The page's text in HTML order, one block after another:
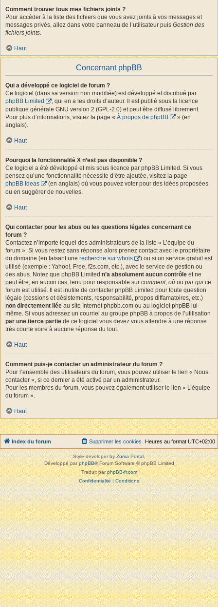
Comment trouver tous mes fichiers joints ?
Pour accéder à la liste des fichiers que vous avez joints à vos messages et
messages privés, allez dans votre panneau de l’utilisateur puis Gestion des
fichiers joints.
Haut
Concernant phpBB
Qui a développé ce logiciel de forum ?
Ce logiciel (dans sa version non modifiée) est développé et distribué par
phpBB Limited
, qui en a les droits d’auteur. Il est publié sous la licence
publique générale GNU version 2 (GPL-2.0) et peut être diffusé librement.
Pour plus d’informations, visitez la page « À propos de phpBB
» (en
anglais).
Haut
Pourquoi la fonctionnalité X n’est pas disponible ?
Ce logiciel a été développé et mis sous licence par phpBB Limited. Si vous
pensez qu’une fonctionnalité nécessite d’être ajoutée, visitez la page
phpBB Ideas
(en anglais) où vous pouvez voter pour des idées proposées
ou en suggérer de nouvelles.
Haut
Qui contacter pour les abus ou les questions légales concernant ce
forum ?
Contactez n’importe lequel des administrateurs de la liste « L’équipe du
forum ». Si vous restez sans réponse alors prenez contact avec le propriétaire
du domaine (en faisant une recherche sur whois
) ou si un service gratuit est
utilisé (exemple : Yahoo!, Free, f2s.com, etc.), avec le service de gestion ou
des abus. Notez que phpBB Limited n’a absolument aucun contrôle et ne
peut être, en aucun cas, tenu pour responsable sur comment, où ou par qui ce
forum est utilisé. Il est inutile de contacter phpBB Limited pour toute question
légale (cessions et désistements, responsabilité, propos diffamatoires, etc.)
non directement liée au site Internet phpbb.com ou au logiciel phpBB lui-
même. Si vous adressez un courriel au groupe phpBB à propos de l’utilisation
par une tierce partie de ce logiciel vous devez vous attendre à une réponse
très courte voire à aucune réponse du tout.
Haut
Comment puis-je contacter un administrateur du forum ?
Pour l’ensemble des utilisateurs du forum, vous pouvez utiliser le lien « Nous
contacter », si ce dernier a été activé par un administrateur.
Pour les membres du forum, vous pouvez également utiliser le lien « L’équipe
du forum ».
Haut
Index du forum Heures au format UTC+02:00
Supprimer les cookies
Style developer byZuma Portal,
Développé parphpBB® Forum Software © phpBB Limited
Traduit parphpBB-fr.com
Confidentialité|Conditions